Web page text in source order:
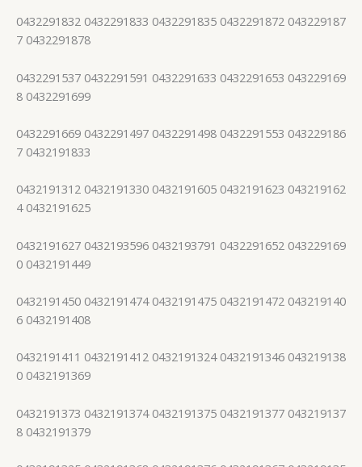
0432291832 0432291833 0432291835 0432291872 043229187
7 0432291878
0432291537 0432291591 0432291633 0432291653 043229169
8 0432291699
0432291669 0432291497 0432291498 0432291553 043229186
7 0432191833
0432191312 0432191330 0432191605 0432191623 043219162
4 0432191625
0432191627 0432193596 0432193791 0432291652 043229169
0 0432191449
0432191450 0432191474 0432191475 0432191472 043219140
6 0432191408
0432191411 0432191412 0432191324 0432191346 043219138
0 0432191369
0432191373 0432191374 0432191375 0432191377 043219137
8 0432191379